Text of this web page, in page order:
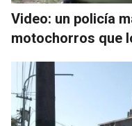
Video: un policía
motochorros que